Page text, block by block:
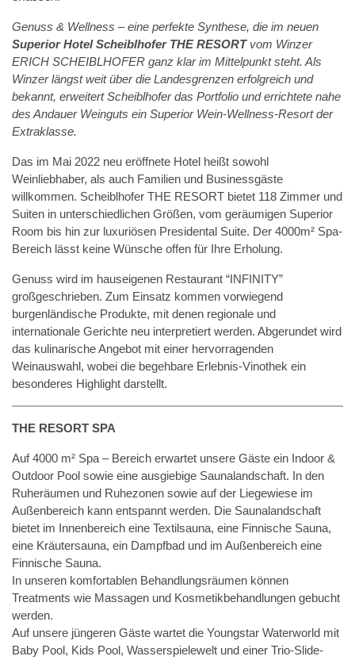
Genuss & Wellness – eine perfekte Synthese, die im neuen
Superior Hotel Scheiblhofer THE RESORTvom Winzer
ERICH SCHEIBLHOFER ganz klar im Mittelpunkt steht. Als
Winzer längst weit über die Landesgrenzen erfolgreich und
bekannt, erweitert Scheiblhofer das Portfolio und errichtete nahe
des Andauer Weinguts ein Superior Wein-Wellness-Resort der
Extraklasse.
Das im Mai 2022 neu eröffnete Hotel heißt sowohl
Weinliebhaber, als auch Familien und Businessgäste
willkommen. Scheiblhofer THE RESORT bietet 118 Zimmer und
Suiten in unterschiedlichen Größen, vom geräumigen Superior
Room bis hin zur luxuriösen Presidental Suite. Der 4000m² Spa-
Bereich lässt keine Wünsche offen für Ihre Erholung.
Genuss wird im hauseigenen Restaurant “INFINITY”
großgeschrieben. Zum Einsatz kommen vorwiegend
burgenländische Produkte, mit denen regionale und
internationale Gerichte neu interpretiert werden. Abgerundet wird
das kulinarische Angebot mit einer hervorragenden
Weinauswahl, wobei die begehbare Erlebnis-Vinothek ein
besonderes Highlight darstellt.
THE RESORT SPA
Auf 4000 m² Spa – Bereich erwartet unsere Gäste ein Indoor &
Outdoor Pool sowie eine ausgiebige Saunalandschaft. In den
Ruheräumen und Ruhezonen sowie auf der Liegewiese im
Außenbereich kann entspannt werden. Die Saunalandschaft
bietet im Innenbereich eine Textilsauna, eine Finnische Sauna,
eine Kräutersauna, ein Dampfbad und im Außenbereich eine
Finnische Sauna.
In unseren komfortablen Behandlungsräumen können
Treatments wie Massagen und Kosmetikbehandlungen gebucht
werden.
Auf unsere jüngeren Gäste wartet die Youngstar Waterworld mit
Baby Pool, Kids Pool, Wasserspielewelt und einer Trio-Slide-